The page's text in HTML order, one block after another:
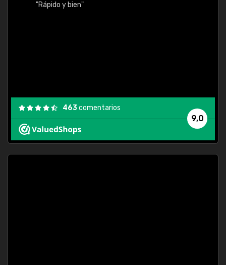
"Rápido y bien"
9,0
463comentarios